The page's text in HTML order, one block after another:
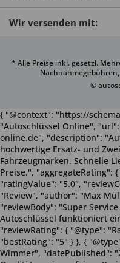
Wir versenden mit:
* Alle Preise inkl. gesetzl.
©
{ "@context": "https://
"Autoschlüssel Online",
online.de", "description":
hochwertige Ersatz- und
Fahrzeugmarken. Schnelle
Preise.", "aggregateRating":
"ratingValue": "5.0",
"Review", "author": "Max
"reviewBody": "Super
Autoschlüssel funktioniert
"reviewRating": { "@type":
"bestRating": "5" } }, {
Wimmer", "datePublished":